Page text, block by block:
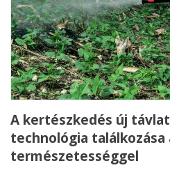
A kertészkedés új
technológia találkozása
természetességgel